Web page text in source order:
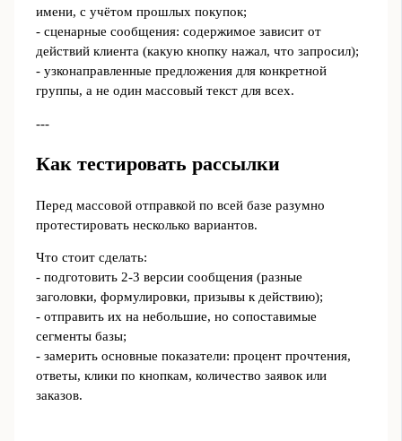
имени, с учётом прошлых покупок;
- сценарные сообщения: содержимое зависит от
действий клиента (какую кнопку нажал, что запросил);
- узконаправленные предложения для конкретной
группы, а не один массовый текст для всех.
---
Как тестировать рассылки
Перед массовой отправкой по всей базе разумно
протестировать несколько вариантов.
Что стоит сделать:
- подготовить 2-3 версии сообщения (разные
заголовки, формулировки, призывы к действию);
- отправить их на небольшие, но сопоставимые
сегменты базы;
- замерить основные показатели: процент прочтения,
ответы, клики по кнопкам, количество заявок или
заказов.